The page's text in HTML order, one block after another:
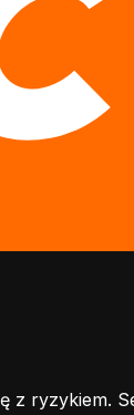
z ryzykiem.